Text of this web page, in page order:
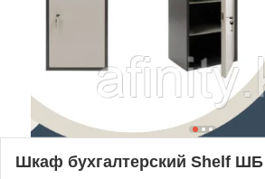
Шкаф бухгалтерский Shelf ШБ